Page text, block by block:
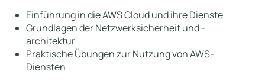
Einführung in die AWS Cloud und ihre Dienste
Grundlagen der Netzwerksicherheit und -
architektur
Praktische Übungen zur Nutzung von AWS-
Diensten